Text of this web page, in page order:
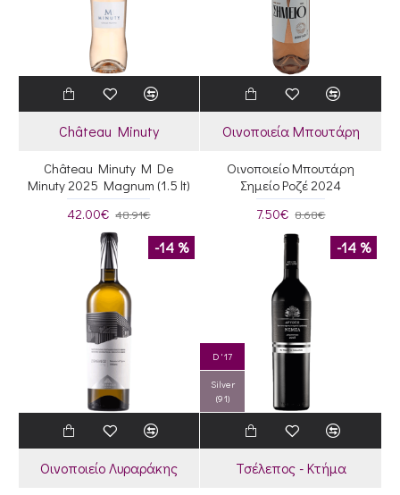
Château Minuty
Château Minuty M De
Minuty 2025 Magnum (1.5 lt)
42.00€ 48.91€
Οινοποιεία Μπουτάρη
Οινοποιείο Μπουτάρη
Σημείο Ροζέ 2024
7.50€ 8.68€
-14 %
Οινοποιείο Λυραράκης
D '17
Silver
(91)
-14 %
Τσέλεπος - Κτήμα